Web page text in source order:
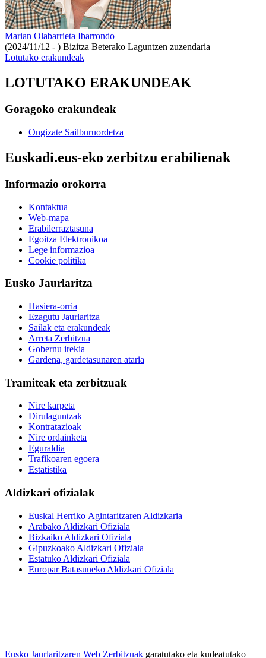
Marian Olabarrieta Ibarrondo
(2024/11/12 - ) Bizitza Beterako Laguntzen zuzendaria
Lotutako erakundeak
LOTUTAKO ERAKUNDEAK
Goragoko erakundeak
Ongizate Sailburuordetza
Euskadi.eus-eko zerbitzu erabilienak
Informazio orokorra
Kontaktua
Web-mapa
Erabilerraztasuna
Egoitza Elektronikoa
Lege informazioa
Cookie politika
Eusko Jaurlaritza
Hasiera-orria
Ezagutu Jaurlaritza
Sailak eta erakundeak
Arreta Zerbitzua
Gobernu irekia
Gardena, gardetasunaren ataria
Tramiteak eta zerbitzuak
Nire karpeta
Dirulaguntzak
Kontratazioak
Nire ordainketa
Eguraldia
Trafikoaren egoera
Estatistika
Aldizkari ofizialak
Euskal Herriko Agintaritzaren Aldizkaria
Arabako Aldizkari Ofiziala
Bizkaiko Aldizkari Ofiziala
Gipuzkoako Aldizkari Ofiziala
Estatuko Aldizkari Ofiziala
Europar Batasuneko Aldizkari Ofiziala
Eusko Jaurlaritzaren Web Zerbitzuak garatutako eta kudeatutako